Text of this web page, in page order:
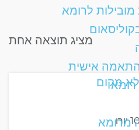
לרומא
אישית
רומא
מרומא
מציג תוצאה אחת